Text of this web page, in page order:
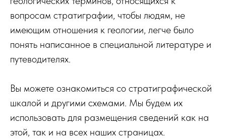
вопросам стратиграфии, чтобы людям, не
имеющим отношения к геологии, легче было
понять написанное в специальной литературе и
путеводителях.
Вы можете ознакомиться со стратиграфической
шкалой и другими схемами. Мы будем их
использовать для размещения сведений как на
этой, так и на всех наших страницах.